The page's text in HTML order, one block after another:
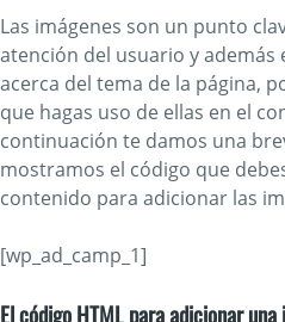
Las imágenes son un punto
atención del usuario y además
acerca del tema de la página,
que hagas uso de ellas en el
continuación te damos una
mostramos el código que
contenido para adicionar las
[wp_ad_camp_1]
El código HTML paraadicionar una